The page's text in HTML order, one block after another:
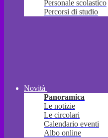
Personale scolastico
Percorsi di studio
Novità
Panoramica
Le notizie
Le circolari
Calendario eventi
Albo online